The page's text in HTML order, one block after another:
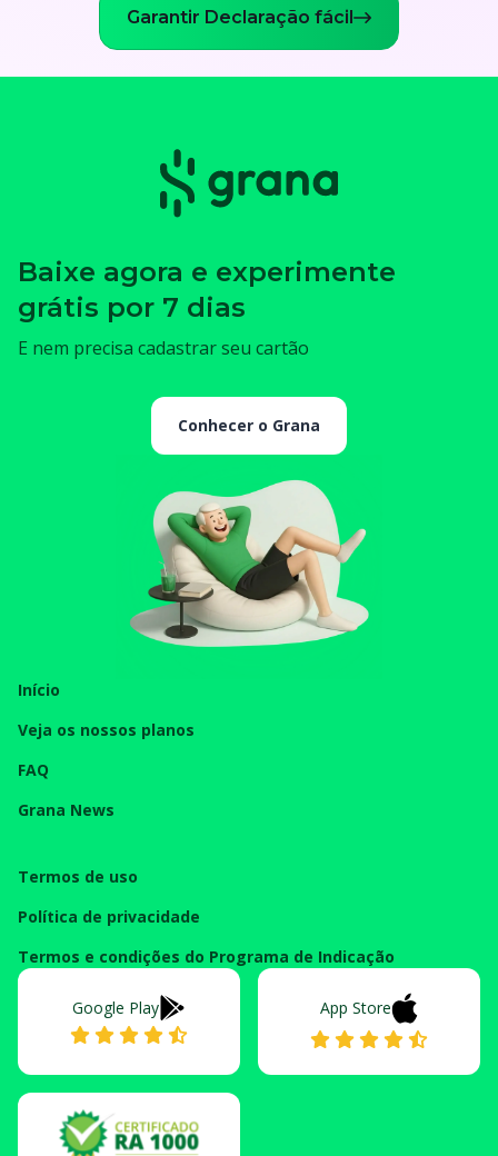
Garantir Declaração fácil
Baixe agora e experimente
grátis por 7 dias
E nem precisa cadastrar seu cartão
Conhecer o Grana
Início
Veja os nossos planos
FAQ
Grana News
Termos de uso
Política de privacidade
Termos e condições do Programa de Indicação
Google Play App Store